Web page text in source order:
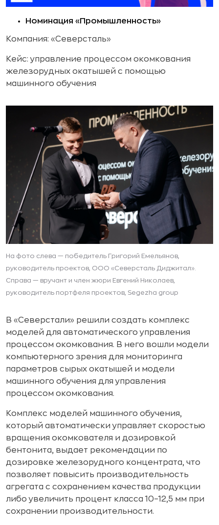
Номинация «Промышленность»
Компания: «Северсталь»
Кейс: управление процессом окомкования
железорудных окатышей с помощью
машинного обучения
На фото слева — победитель Григорий Емельянов,
руководитель проектов, ООО «Северсталь Диджитал».
Справа — вручант и член жюри Евгений Николаев,
руководитель портфеля проектов, Segezha group
В «Северстали» решили создать комплекс
моделей для автоматического управления
процессом окомкования. В него вошли модели
компьютерного зрения для мониторинга
параметров сырых окатышей и модели
машинного обучения для управления
процессом окомкования.
Комплекс моделей машинного обучения,
который автоматически управляет скоростью
вращения окомкователя и дозировкой
бентонита, выдает рекомендации по
дозировке железорудного концентрата, что
позволяет повысить производительность
агрегата с сохранением качества продукции
либо увеличить процент класса 10–12,5 мм при
сохранении производительности.